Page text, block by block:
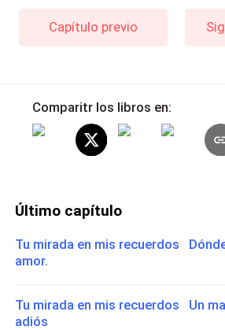
Capítulo previo
Comparitr los libros en:
Último capítulo
Tu mirada en mis recuerdos
amor.
Tu mirada en mis recuerdos Un
adiós